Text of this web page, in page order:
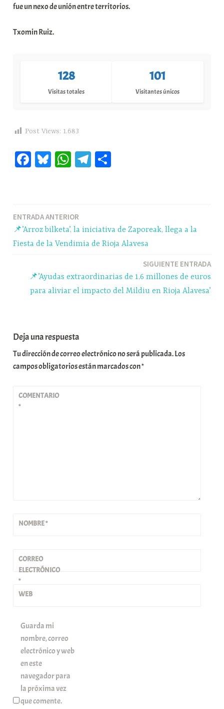
fue un nexo de unión entre territorios.
Txomin Ruiz.
128
Visitas totales
101
Visitantes únicos
Post Views: 1.683
Fa Bl W
pp
Te
m rti
r
Navegación
de
ENTRADA ANTERIOR
📌’Arroz bilketa’, la iniciativa de Zaporeak, llega a la
Fiesta de la Vendimia de Rioja Alavesa
SIGUIENTE ENTRADA
📌’Ayudas extraordinarias de 1,6 millones de euros
para aliviar el impacto del Mildiu en Rioja Alavesa’
Deja una respuesta
Tu dirección de correo electrónico no será publicada.Los
campos obligatorios están marcados con*
COMENTARIO
*
NOMBRE*
CORREO
ELECTRÓNICO
*
WEB
Guarda mi
nombre, correo
electrónico y web
en este
navegador para
la próxima vez
que comente.